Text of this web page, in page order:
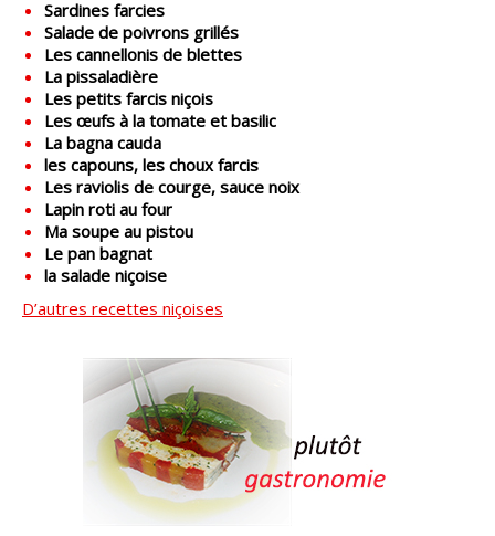
Sardines farcies
Salade de poivrons grillés
Les cannellonis de blettes
La pissaladière
Les petits farcis niçois
Les œufs à la tomate et basilic
La bagna cauda
les capouns, les choux farcis
Les raviolis de courge, sauce noix
Lapin roti au four
Ma soupe au pistou
Le pan bagnat
la salade niçoise
D’autres recettes niçoises